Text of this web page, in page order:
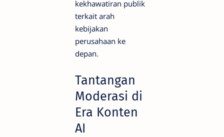
kekhawatiran publik
terkait arah
kebijakan
perusahaan ke
depan.
Tantangan
Moderasi di
Era Konten
AI